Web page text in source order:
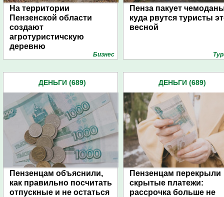
На территории
Пензенской области
создают
агротуристичскую
деревню
Бизнес
Пенза пакует
куда рвутся туристы
весной
ДЕНЬГИ (689)
Пензенцам объяснили,
как правильно посчитать
отпускные и не остаться
ДЕНЬГИ (689)
Пензенцам перекрыли
скрытые платежи:
рассрочка больше не